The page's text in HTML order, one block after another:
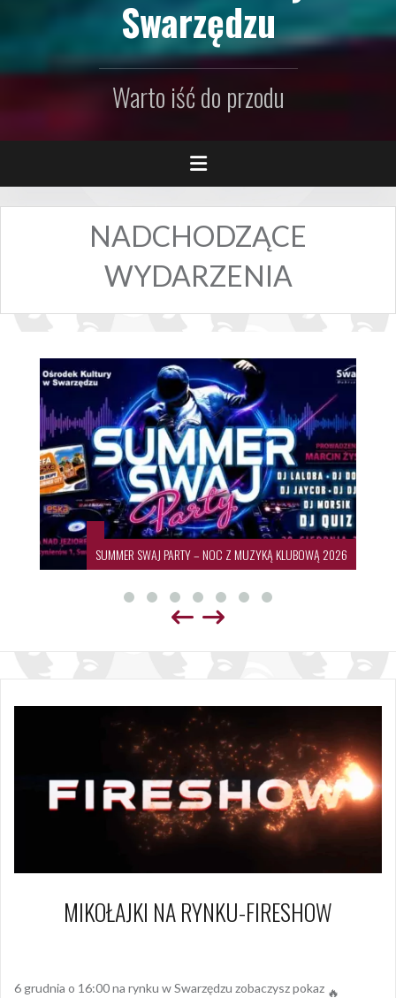
Swarzędzu
Warto iść do przodu
NADCHODZĄCE
WYDARZENIA
SUMMER SWAJ PARTY – NOC Z MUZYKĄ KLUBOWĄ 2026
MIKOŁAJKI NA RYNKU-FIRESHOW
6 grudnia o 16:00 na rynku w Swarzędzu zobaczysz pokaz